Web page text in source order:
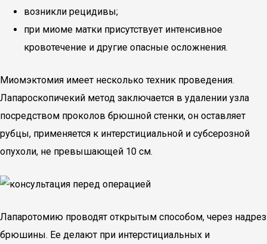
возникли рецидивы;
при миоме матки присутствует интенсивное
кровотечение и другие опасные осложнения.
Миомэктомия имеет несколько техник проведения.
Лапароскопичекий метод заключается в удалении узла
посредством проколов брюшной стенки, он оставляет
рубцы, применяется к интерстициальной и субсерозной
опухоли, не превышающей 10 см.
Лапаротомию проводят открытым способом, через надрез
брюшины. Ее делают при интерстициальных и